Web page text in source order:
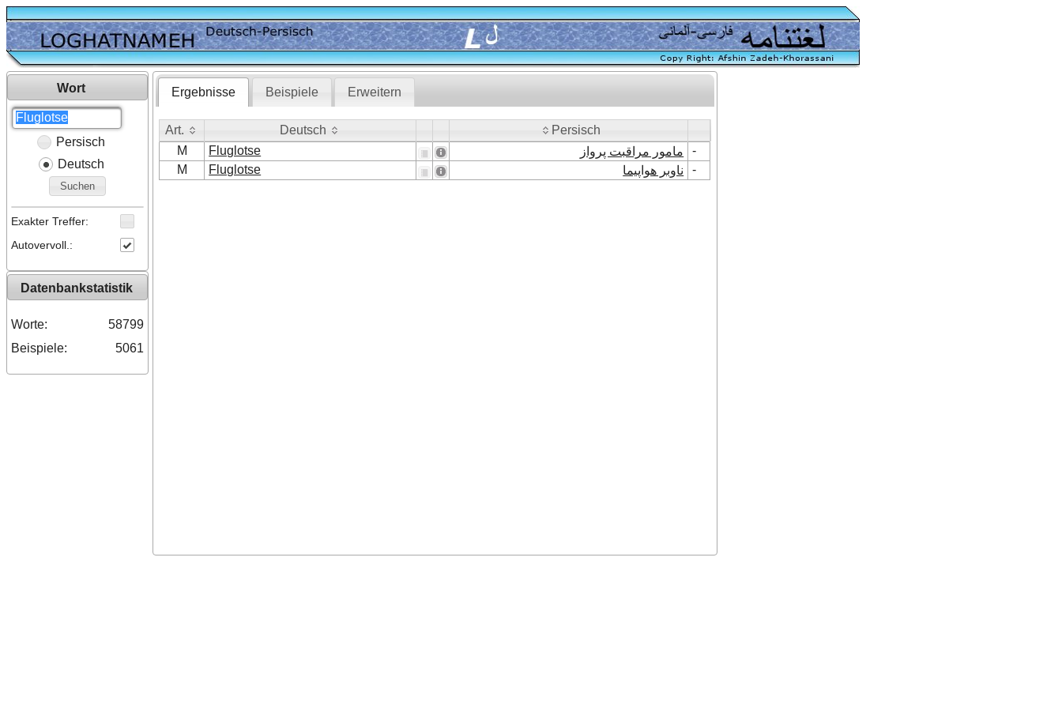
Wort
Persisch
Deutsch
Suchen
Exakter Treffer:
Autovervoll.:
Datenbankstatistik
Worte:
58799
Beispiele:
5061
Ergebnisse Beispiele Erweitern
Art. Deutsch
Persisch
Art.
Persisch
M Fluglotse مامور مراقبت پرواز
-
M
Fluglotse ناوبر هواپیما -